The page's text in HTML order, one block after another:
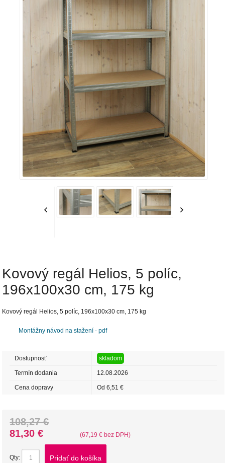
Kovový regál Helios, 5 políc,
196x100x30 cm, 175 kg
Kovový regál Helios, 5 políc, 196x100x30 cm, 175 kg
Montážny návod na stažení - pdf
Dostupnosť skladom
Termín dodania 12.08.2026
Cena dopravy Od 6,51 €
108,27 €
81,30 €
(67,19 € bez DPH)
Qty: Pridať do košíka